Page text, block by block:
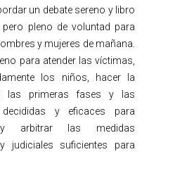
un debate sereno y libro
pero pleno de voluntad para
y mujeres de mañana.
para atender las víctimas,
los niños, hacer la
las primeras fases y las
decididas y eficaces para
y arbitrar las medidas
judiciales suficientes para